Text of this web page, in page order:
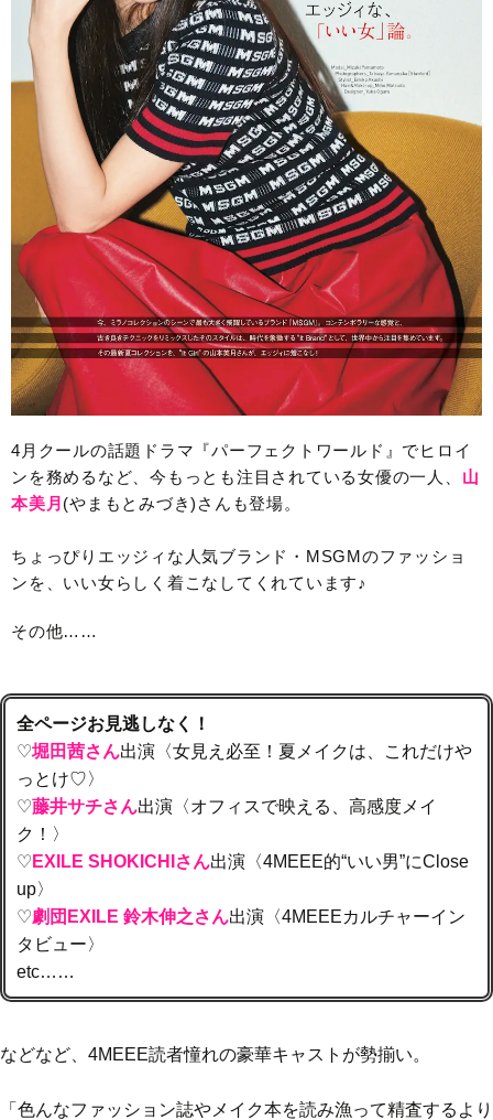
4月クールの話題ドラマ『パーフェクトワールド』でヒロイ
ンを務めるなど、今もっとも注目されている女優の一人、 山
本美月 (やまもとみづき)さんも登場。
ちょっぴりエッジィな人気ブランド・MSGMのファッショ
ンを、いい女らしく着こなしてくれています♪
その他……
全ページお見逃しなく！
♡堀田茜さん出演〈女見え必至！夏メイクは、これだけや
っとけ♡〉
♡藤井サチさん出演〈オフィスで映える、高感度メイ
ク！〉
♡ EXILE SHOKICHIさん出演〈4MEEE的“いい男”にClose
up〉
♡劇団EXILE 鈴木伸之さん出演〈4MEEEカルチャーイン
タビュー〉
etc……
などなど、4MEEE読者憧れの豪華キャストが勢揃い。
「色んなファッション誌やメイク本を読み漁って精査するより